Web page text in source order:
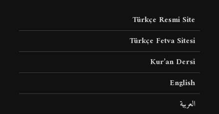
Türkçe Resmi Site
Türkçe Fetva Sitesi
Kur’an Dersi
English
العربية